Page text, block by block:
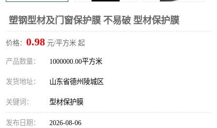
塑钢型材及门窗保护膜 不易破 型材保护膜
价格： 0.98 元/平方米 起
产品数量： 1000000.00平方米
发货地址： 山东省德州陵城区
关键词： 型材保护膜
发布日期： 2026-08-06